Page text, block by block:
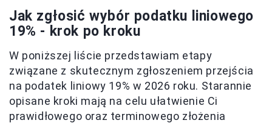
Jak zgłosić wybór podatku liniowego
19% - krok po kroku
W poniższej liście przedstawiam etapy
związane z skutecznym zgłoszeniem przejścia
na podatek liniowy 19% w 2026 roku. Starannie
opisane kroki mają na celu ułatwienie Ci
prawidłowego oraz terminowego złożenia